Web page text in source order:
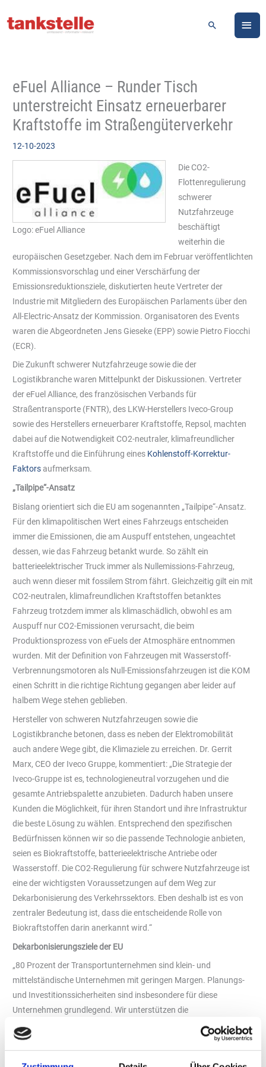
Inhalt
Suchen
eFuel Alliance – Runder Tisch
unterstreicht Einsatz erneuerbarer
Kraftstoffe im Straßengüterverkehr
12-10-2023
Logo: eFuel Alliance
Die CO2-
Flottenregulierung
schwerer
Nutzfahrzeuge
beschäftigt
weiterhin die
europäischen Gesetzgeber. Nach dem im Februar veröffentlichten
Kommissionsvorschlag und einer Verschärfung der
Emissionsreduktionsziele, diskutierten heute Vertreter der
Industrie mit Mitgliedern des Europäischen Parlaments über den
All-Electric-Ansatz der Kommission. Organisatoren des Events
waren die Abgeordneten Jens Gieseke (EPP) sowie Pietro Fiocchi
(ECR).
Die Zukunft schwerer Nutzfahrzeuge sowie die der
Logistikbranche waren Mittelpunkt der Diskussionen. Vertreter
der eFuel Alliance, des französischen Verbands für
Straßentransporte (FNTR), des LKW-Herstellers Iveco-Group
sowie des Herstellers erneuerbarer Kraftstoffe, Repsol, machten
dabei auf die Notwendigkeit CO2-neutraler, klimafreundlicher
Kraftstoffe und die Einführung eines Kohlenstoff-Korrektur-
Faktorsaufmerksam.
„Tailpipe“-Ansatz
Bislang orientiert sich die EU am sogenannten „Tailpipe“-Ansatz.
Für den klimapolitischen Wert eines Fahrzeugs entscheiden
immer die Emissionen, die am Auspuff entstehen, ungeachtet
dessen, wie das Fahrzeug betankt wurde. So zählt ein
batterieelektrischer Truck immer als Nullemissions-Fahrzeug,
auch wenn dieser mit fossilem Strom fährt. Gleichzeitig gilt ein mit
CO2-neutralen, klimafreundlichen Kraftstoffen betanktes
Fahrzeug trotzdem immer als klimaschädlich, obwohl es am
Auspuff nur CO2-Emissionen verursacht, die beim
Produktionsprozess von eFuels der Atmosphäre entnommen
wurden. Mit der Definition von Fahrzeugen mit Wasserstoff-
Verbrennungsmotoren als Null-Emissionsfahrzeugen ist die KOM
einen Schritt in die richtige Richtung gegangen aber leider auf
halbem Wege stehen geblieben.
Hersteller von schweren Nutzfahrzeugen sowie die
Logistikbranche betonen, dass es neben der Elektromobilität
auch andere Wege gibt, die Klimaziele zu erreichen. Dr. Gerrit
Marx, CEO der Iveco Gruppe, kommentiert: „Die Strategie der
Iveco-Gruppe ist es, technologieneutral vorzugehen und die
gesamte Antriebspalette anzubieten. Dadurch haben unsere
Kunden die Möglichkeit, für ihren Standort und ihre Infrastruktur
die beste Lösung zu wählen. Entsprechend den spezifischen
Bedürfnissen können wir so die passende Technologie anbieten,
seien es Biokraftstoffe, batterieelektrische Antriebe oder
Wasserstoff. Die CO2-Regulierung für schwere Nutzfahrzeuge ist
eine der wichtigsten Voraussetzungen auf dem Weg zur
Dekarbonisierung des Verkehrssektors. Eben deshalb ist es von
zentraler Bedeutung ist, dass die entscheidende Rolle von
Biokraftstoffen darin anerkannt wird.“
Dekarbonisierungsziele der EU
„80 Prozent der Transportunternehmen sind klein- und
mittelständische Unternehmen mit geringen Margen. Planungs-
und Investitionssicherheiten sind insbesondere für diese
Unternehmen grundlegend. Wir unterstützen die
Dekarbonisierungsziele der EU im Transportsektor, doch fordern
eine faire Umsetzung, die mehr als eine Lösungsoption zulassen.